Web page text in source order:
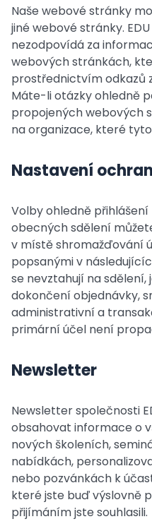
Naše webové stránky
jiné webové stránky.
nezodpovídá za
webových stránkách,
prostřednictvím odkazů
Máte-li otázky ohledně
propojených webových
na organizace, které
Nastavení
Volby ohledně
obecných sdělení
v místě shromažďování
popsanými v
se nevztahují na
dokončení objednávky,
administrativní a
primární účel není
Newsletter
Newsletter společnosti
obsahovat informace o
nových školeních,
nabídkách,
nebo pozvánkách k
které jste buď výslovně
přijímáním jste souhlasili.